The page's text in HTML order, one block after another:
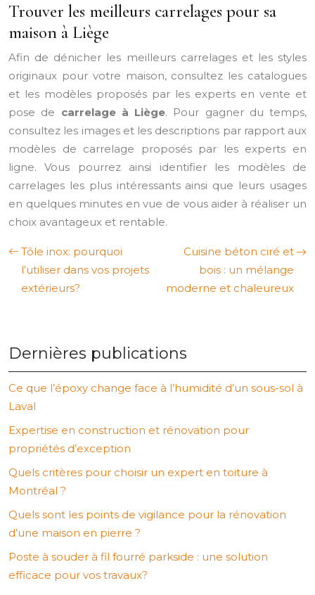
Trouver les meilleurs carrelages pour sa
maison à Liège
Afin de dénicher les meilleurs carrelages et les styles
originaux pour votre maison, consultez les catalogues
et les modèles proposés par les experts en vente et
pose de carrelage à Liège. Pour gagner du temps,
consultez les images et les descriptions par rapport aux
modèles de carrelage proposés par les experts en
ligne. Vous pourrez ainsi identifier les modèles de
carrelages les plus intéressants ainsi que leurs usages
en quelques minutes en vue de vous aider à réaliser un
choix avantageux et rentable.
Tôle inox: pourquoi
l’utiliser dans vos projets
extérieurs?
Cuisine béton ciré et
bois : un mélange
moderne et chaleureux
Dernières publications
Ce que l’époxy change face à l’humidité d’un sous-sol à
Laval
Expertise en construction et rénovation pour
propriétés d’exception
Quels critères pour choisir un expert en toiture à
Montréal ?
Quels sont les points de vigilance pour la rénovation
d’une maison en pierre ?
Poste à souder à fil fourré parkside : une solution
efficace pour vos travaux?